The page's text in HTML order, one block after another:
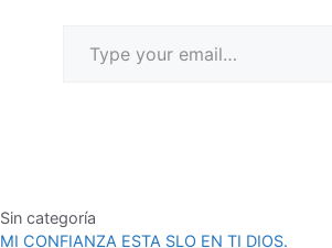
Sin categoría
MI CONFIANZA ESTA SLO EN TI DIOS.